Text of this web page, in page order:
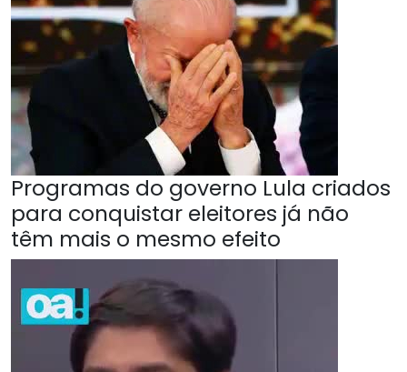
Programas do governo Lula criados
para conquistar eleitores já não
têm mais o mesmo efeito